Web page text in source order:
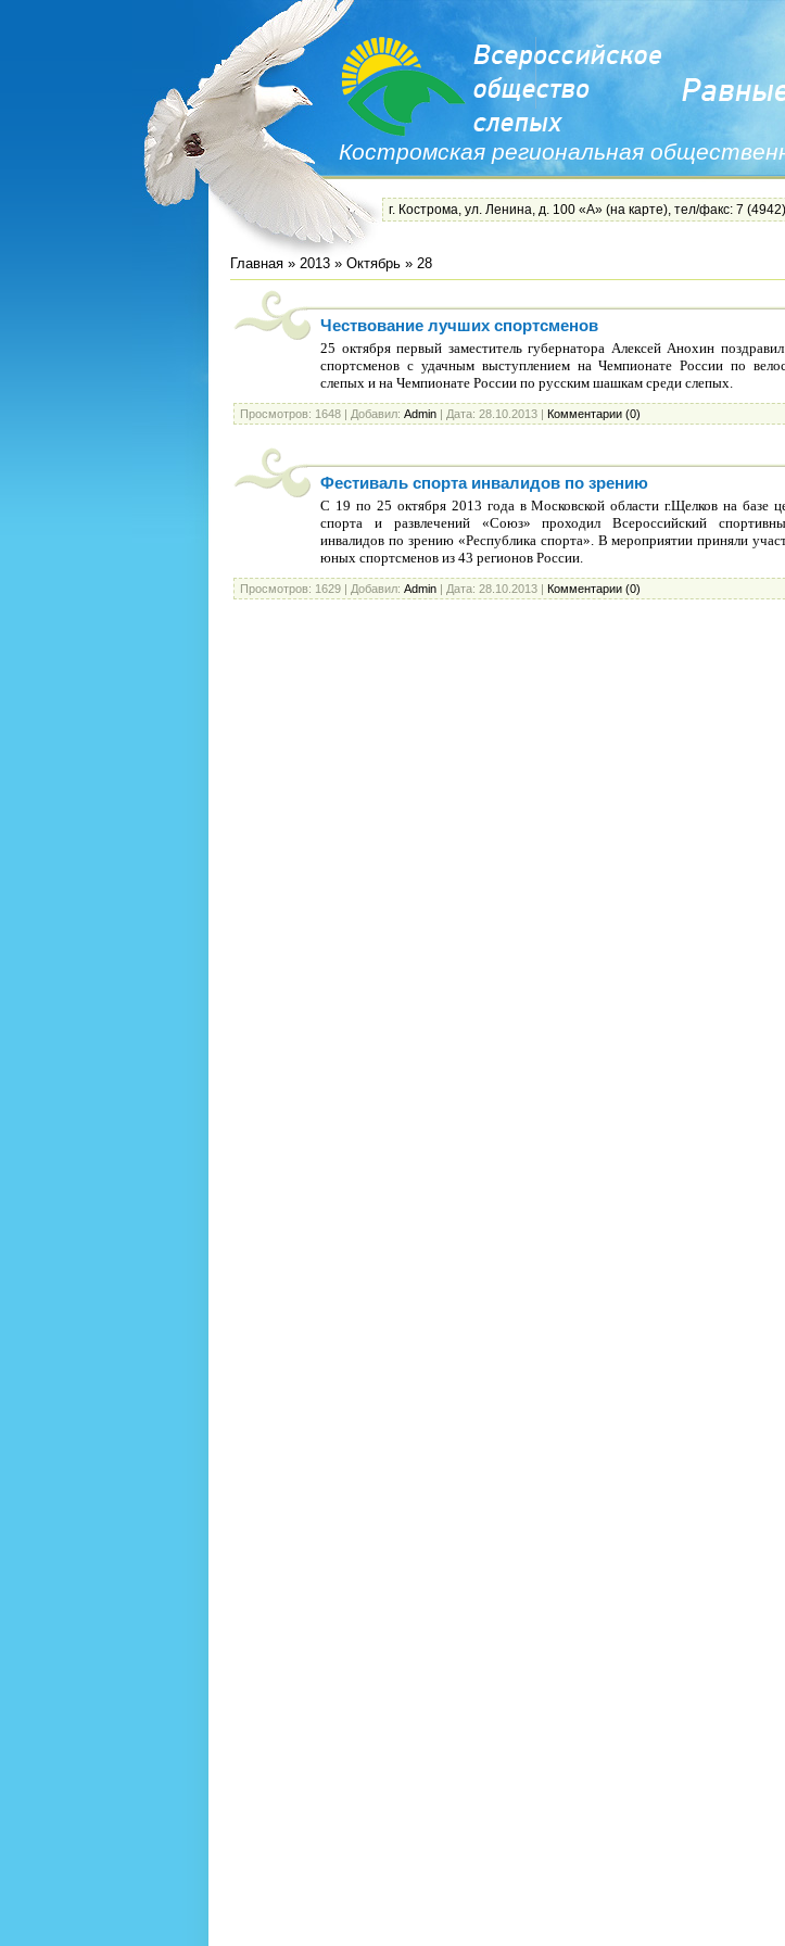
Костромская региональная
г. Кострома, ул. Ленина, д. 100 «А» (на карте), тел/факс: 7 (4942)
Главная » 2013 » Октябрь » 28
Чествование лучших спортсменов
25 октября первый заместитель губернатора Алексей Анохин
спортсменов с удачным выступлением на Чемпионате России по
слепых и на Чемпионате России по русским шашкам среди слепых.
Просмотров: 1648 Добавил: Admin Дата: 28.10.2013 Комментарии (0)
Фестиваль спорта инвалидов по зрению
C 19 по 25 октября 2013 года в Московской области г.Щелков на базе
спорта и развлечений «Союз» проходил Всероссийский
инвалидов по зрению «Республика спорта». В мероприятии приняли
юных спортсменов из 43 регионов России.
Просмотров: 1629 Добавил: Admin Дата: 28.10.2013 Комментарии (0)